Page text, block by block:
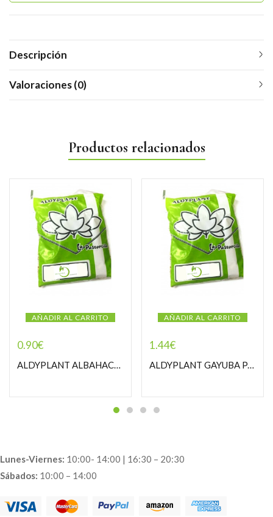
Descripción
Valoraciones (0)
Productos relacionados
AÑADIR AL CARRITO
0.90€
ALDYPLANT ALBAHACA PASTORCILLA
AÑADIR AL CARRITO
1.44€
ALDYPLANT GAYUBA PASTORCILLA
Lunes-Viernes: 10:00- 14:00 | 16:30 – 20:30
Sábados: 10:00 – 14:00